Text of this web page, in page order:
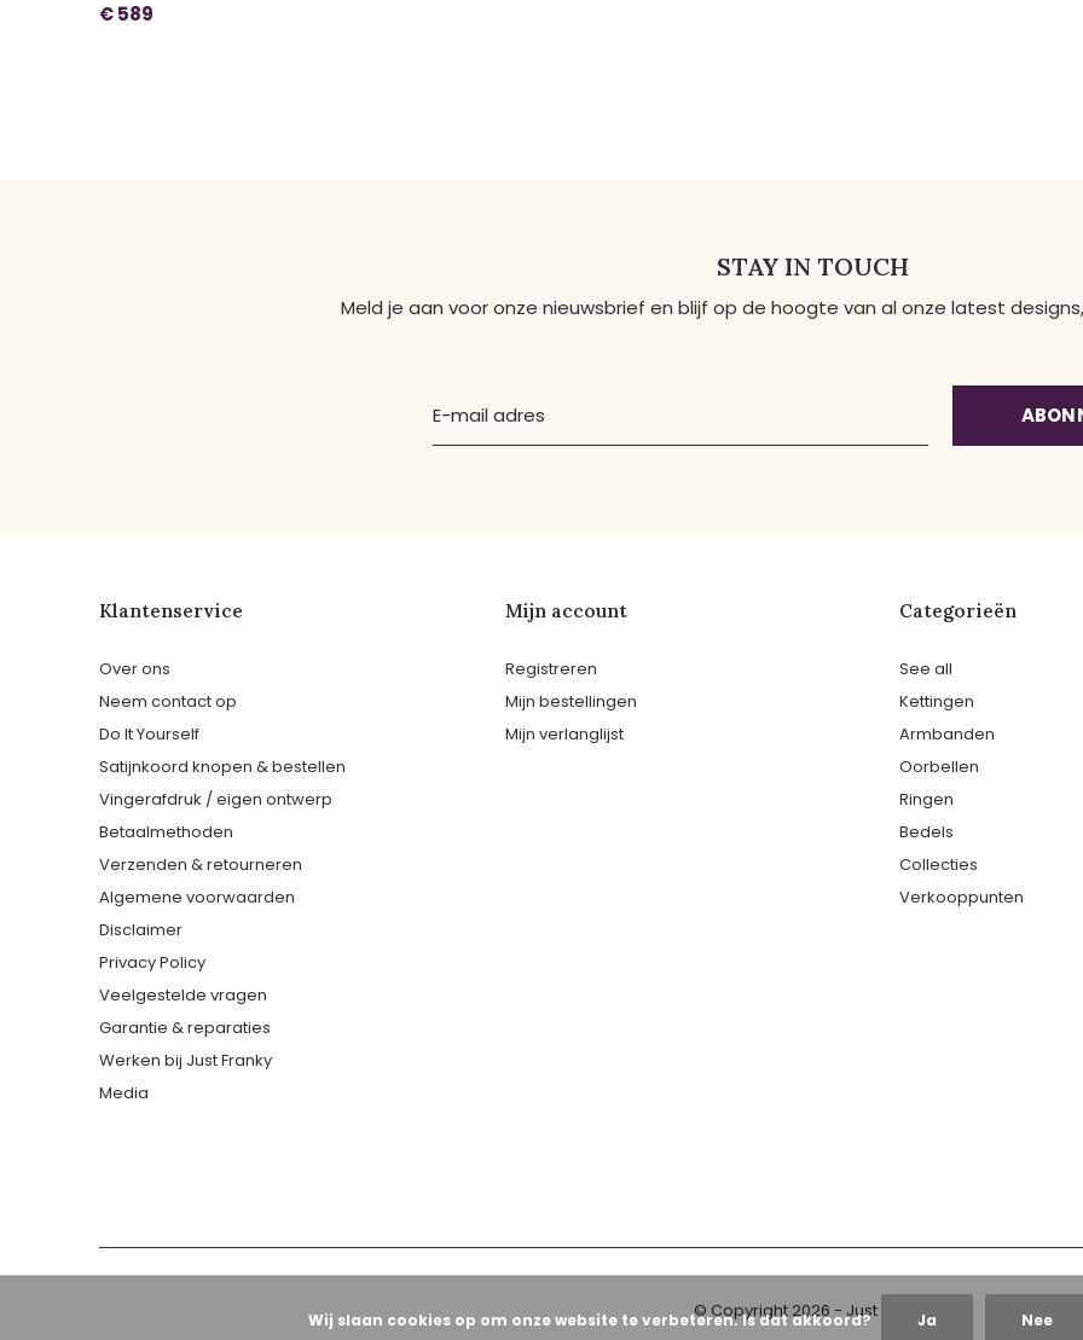
€ 589
STAY IN TOUCH
Meld je aan voor onze nieuwsbrief en blijf op de hoogte van al onze latest
Klantenservice
Over ons
Neem contact op
Do It Yourself
Satijnkoord knopen & bestellen
Vingerafdruk / eigen ontwerp
Betaalmethoden
Verzenden & retourneren
Algemene voorwaarden
Disclaimer
Privacy Policy
Veelgestelde vragen
Garantie & reparaties
Werken bij Just Franky
Media
Mijn account
Registreren
Mijn bestellingen
Mijn verlanglijst
Categorieën
See all
Kettingen
Armbanden
Oorbellen
Ringen
Bedels
Collecties
Verkooppunten
© Copyright 2026 - Just Franky
Wij slaan cookies op om onze website te verbeteren. Is dat akkoord? Ja Nee